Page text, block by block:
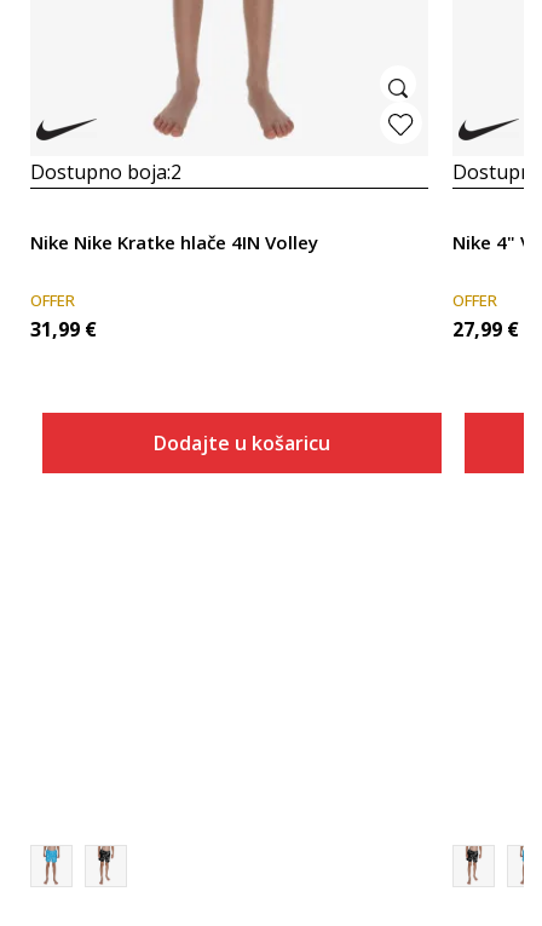
Dostupno boja:2
Nike Nike Kratke hlače 4IN Volley
OFFER
31,99 €
Dodajte u košaricu
Nike 4"
OFFER
27,99 €